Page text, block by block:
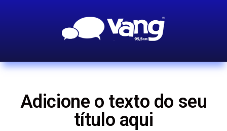
Adicione o texto do seu
título aqui